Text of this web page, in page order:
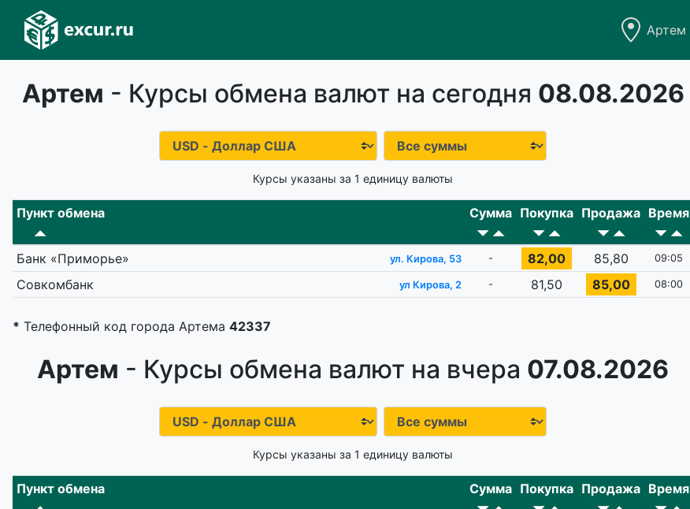
Артем
Артем - Курсы обмена валют на сегодня 08.08.2026
Курсы указаны за 1 единицу валюты
Пункт обмена Сумма Покупка Продажа Время
Банк «Приморье» ул. Кирова, 53 - 82,00 85,80 09:05
Совкомбанк ул Кирова, 2 - 81,50 85,00 08:00
* Телефонный код города Артема 42337
Артем - Курсы обмена валют на вчера 07.08.2026
Курсы указаны за 1 единицу валюты
Пункт обмена Сумма Покупка Продажа Время